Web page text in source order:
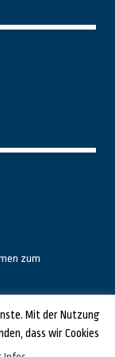
zum
LUCID.BERLIN
Mit der Nutzung
dass wir Cookies